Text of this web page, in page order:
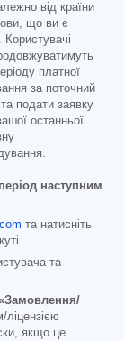
від країни
що ви є
Користувачі
платної
за поточний
подати заявку
останньої
наступним
та натисніть
та
якщо це